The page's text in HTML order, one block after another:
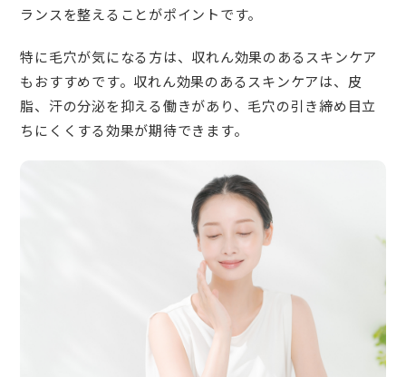
ランスを整えることがポイントです。
特に毛穴が気になる方は、収れん効果のあるスキンケア
もおすすめです。収れん効果のあるスキンケアは、皮
脂、汗の分泌を抑える働きがあり、毛穴の引き締め目立
ちにくくする効果が期待できます。